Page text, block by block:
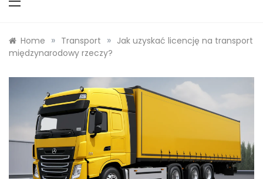
Home » Transport » Jak uzyskać licencję na transport
międzynarodowy rzeczy?